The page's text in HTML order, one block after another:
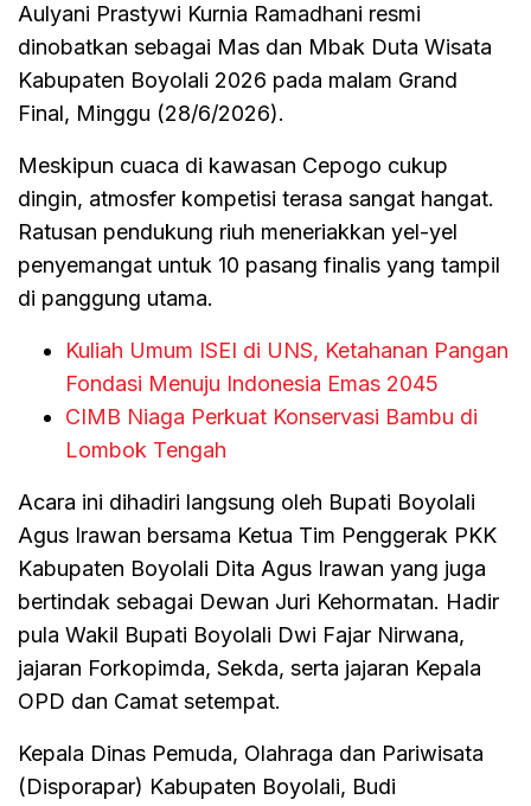
Aulyani Prastywi Kurnia Ramadhani resmi
dinobatkan sebagai Mas dan Mbak Duta Wisata
Kabupaten Boyolali 2026 pada malam Grand
Final, Minggu (28/6/2026).
Meskipun cuaca di kawasan Cepogo cukup
dingin, atmosfer kompetisi terasa sangat hangat.
Ratusan pendukung riuh meneriakkan yel-yel
penyemangat untuk 10 pasang finalis yang tampil
di panggung utama.
Kuliah Umum ISEI di UNS, Ketahanan Pangan
Fondasi Menuju Indonesia Emas 2045
CIMB Niaga Perkuat Konservasi Bambu di
Lombok Tengah
Acara ini dihadiri langsung oleh Bupati Boyolali
Agus Irawan bersama Ketua Tim Penggerak PKK
Kabupaten Boyolali Dita Agus Irawan yang juga
bertindak sebagai Dewan Juri Kehormatan. Hadir
pula Wakil Bupati Boyolali Dwi Fajar Nirwana,
jajaran Forkopimda, Sekda, serta jajaran Kepala
OPD dan Camat setempat.
Kepala Dinas Pemuda, Olahraga dan Pariwisata
(Disporapar) Kabupaten Boyolali, Budi